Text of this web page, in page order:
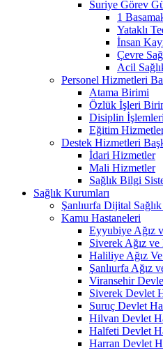
Suriye Görev
1
Yataklı
İnsan
Çevre
Acil
Personel Hizmetleri
Atama Birimi
Özlük İşleri
Disiplin
Eğitim
Destek Hizmetleri
İdari Hizmetler
Mali Hizmetler
Sağlık Bilgi
Sağlık Kurumları
Şanlıurfa Dijital Sağlık
Kamu Hastaneleri
Eyyubiye Ağız
Siverek Ağız ve
Haliliye Ağız Ve
Şanlıurfa Ağız
Viransehir
Siverek Devlet
Suruç Devlet
Hilvan Devlet
Halfeti Devlet
Harran Devlet